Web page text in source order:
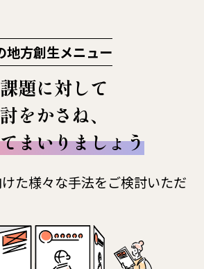
地方創生メニュー
題に対して
をかさね、
まいりましょう
た様々な手法をご検討いただ